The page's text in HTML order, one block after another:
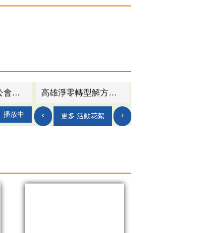
高市府率螺絲公會與美國扣件通路龍頭BBI公司簽署MOU 助台灣扣件拓銷北美市場 高雄淨零轉型解方論壇登場 逾百間企業激盪四大減碳議題
播放中 ‹ 更多 活動花絮 ›